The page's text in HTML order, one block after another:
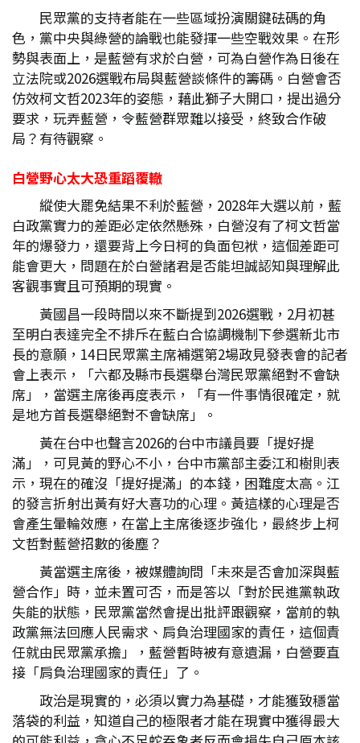
民眾黨的支持者能在一些區域扮演關鍵砝碼的角
色，黨中央與綠營的論戰也能發揮一些空戰效果。在形
勢與表面上，是藍營有求於白營，可為白營作為日後在
立法院或2026選戰布局與藍營談條件的籌碼。白營會否
仿效柯文哲2023年的姿態，藉此獅子大開口，提出過分
要求，玩弄藍營，令藍營群眾難以接受，終致合作破
局？有待觀察。
白營野心太大恐重蹈覆轍
縱使大罷免結果不利於藍營，2028年大選以前，藍
白政黨實力的差距必定依然懸殊，白營沒有了柯文哲當
年的爆發力，還要背上今日柯的負面包袱，這個差距可
能會更大，問題在於白營諸君是否能坦誠認知與理解此
客觀事實且可預期的現實。
黃國昌一段時間以來不斷提到2026選戰，2月初甚
至明白表達完全不排斥在藍白合協調機制下參選新北市
長的意願，14日民眾黨主席補選第2場政見發表會的記者
會上表示，「六都及縣市長選舉台灣民眾黨絕對不會缺
席」，當選主席後再度表示，「有一件事情很確定，就
是地方首長選舉絕對不會缺席」。
黃在台中也聲言2026的台中市議員要「提好提
滿」，可見黃的野心不小，台中市黨部主委江和樹則表
示，現在的確沒「提好提滿」的本錢，困難度太高。江
的發言折射出黃有好大喜功的心理。黃這樣的心理是否
會產生暈輪效應，在當上主席後逐步強化，最終步上柯
文哲對藍營招數的後塵？
黃當選主席後，被媒體詢問「未來是否會加深與藍
營合作」時，並未置可否，而是答以「對於民進黨執政
失能的狀態，民眾黨當然會提出批評跟觀察，當前的執
政黨無法回應人民需求、肩負治理國家的責任，這個責
任就由民眾黨承擔」，藍營暫時被有意遺漏，白營要直
接「肩負治理國家的責任」了。
政治是現實的，必須以實力為基礎，才能獲致穩當
落袋的利益，知道自己的極限者才能在現實中獲得最大